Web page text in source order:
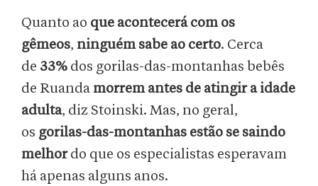
Quanto ao que acontecerá com os
gêmeos, ninguém sabe ao certo. Cerca
de 33% dos gorilas-das-montanhas bebês
de Ruanda morrem antes de atingir a idade
adulta, diz Stoinski. Mas, no geral,
os gorilas-das-montanhas estão se saindo
melhordo que os especialistas esperavam
há apenas alguns anos.